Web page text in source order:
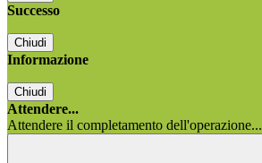
Successo
Chiudi
Informazione
Chiudi
Attendere...
Attendere il completamento dell'operazione...